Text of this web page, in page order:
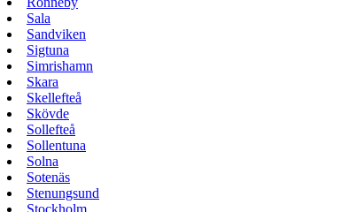
Sala
Sandviken
Sigtuna
Simrishamn
Skara
Skellefteå
Skövde
Sollefteå
Sollentuna
Solna
Sotenäs
Stenungsund
Stockholm